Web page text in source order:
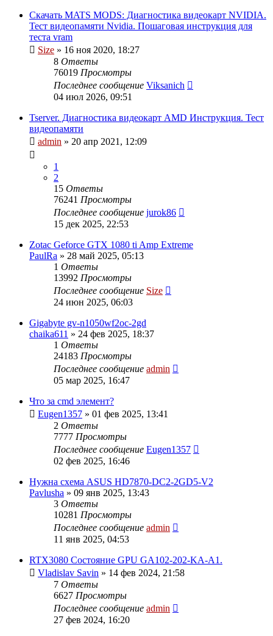
Скачать MATS MODS: Диагностика видеокарт NVIDIA.
Тест видеопамяти Nvidia. Пошаговая инструкция для
теста vram
Size » 16 ноя 2020, 18:27
8 Ответы
76019 Просмотры
Последнее сообщение Viksanich
04 июл 2026, 09:51
Tserver. Диагностика видеокарт AMD Инструкция. Тест
видеопамяти
admin » 20 апр 2021, 12:09
1
2
15 Ответы
76241 Просмотры
Последнее сообщение jurok86
15 дек 2025, 22:53
Zotac Geforce GTX 1080 ti Amp Extreme
PaulRa » 28 май 2025, 05:13
1 Ответы
13992 Просмотры
Последнее сообщение Size
24 июн 2025, 06:03
Gigabyte gv-n1050wf2oc-2gd
chaika611 » 24 фев 2025, 18:37
1 Ответы
24183 Просмотры
Последнее сообщение admin
05 мар 2025, 16:47
Что за cmd элемент?
Eugen1357 » 01 фев 2025, 13:41
2 Ответы
7777 Просмотры
Последнее сообщение Eugen1357
02 фев 2025, 16:46
Нужна схема ASUS HD7870-DC2-2GD5-V2
Pavlusha » 09 янв 2025, 13:43
3 Ответы
10281 Просмотры
Последнее сообщение admin
11 янв 2025, 04:53
RTX3080 Состояние GPU GA102-202-KA-A1.
Vladislav Savin » 14 фев 2024, 21:58
7 Ответы
6627 Просмотры
Последнее сообщение admin
27 фев 2024, 16:20